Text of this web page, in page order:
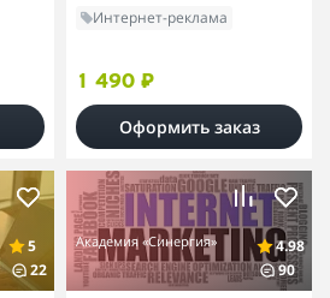
Интернет-реклама
1 490 ₽
Оформить заказ
5
22
Академия «Синергия»
4.98
90